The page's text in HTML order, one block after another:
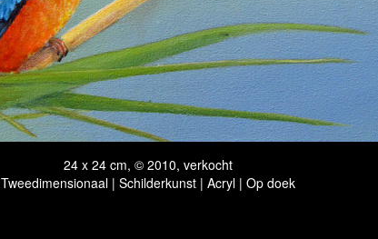
24 x 24 cm, © 2010, verkocht
Tweedimensionaal | Schilderkunst | Acryl | Op doek